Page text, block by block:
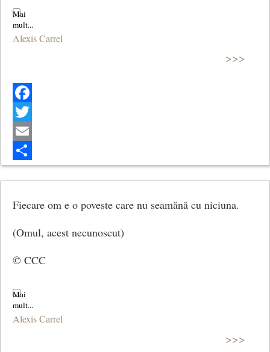
Alexis Carrel
>>>
Facebook
Twitter
Email
Share
Fiecare om e o poveste care nu seamănă cu niciuna.
(Omul, acest necunoscut)
© CCC
Alexis Carrel
>>>